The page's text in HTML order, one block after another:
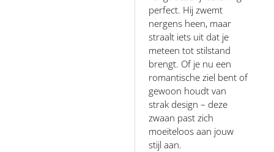
perfect. Hij zwemt
nergens heen, maar
straalt iets uit dat je
meteen tot stilstand
brengt. Of je nu een
romantische ziel bent of
gewoon houdt van
strak design – deze
zwaan past zich
moeiteloos aan jouw
stijl aan.